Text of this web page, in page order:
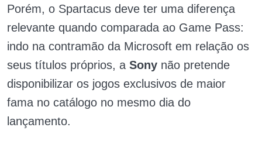
Porém, o Spartacus deve ter uma diferença
relevante quando comparada ao Game Pass:
indo na contramão da Microsoft em relação os
seus títulos próprios, a Sony não pretende
disponibilizar os jogos exclusivos de maior
fama no catálogo no mesmo dia do
lançamento.